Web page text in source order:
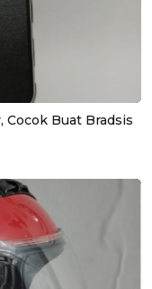
Cocok Buat Bradsis